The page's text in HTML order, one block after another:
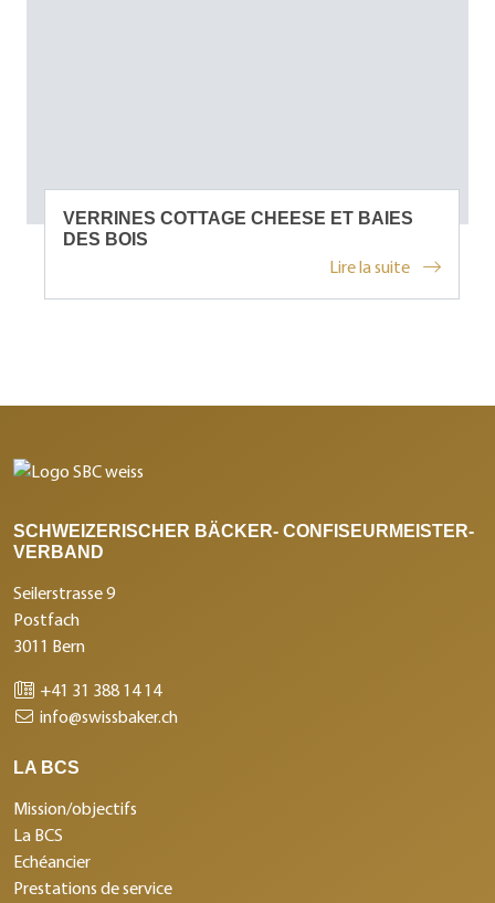
VERRINES COTTAGE CHEESE ET BAIES
DES BOIS
Lire la suite
SCHWEIZERISCHER BÄCKER- CONFISEURMEISTER-
VERBAND
Seilerstrasse 9
Postfach
3011 Bern
+41 31 388 14 14
info@swissbaker.ch
LA BCS
Mission/objectifs
La BCS
Echéancier
Prestations de service